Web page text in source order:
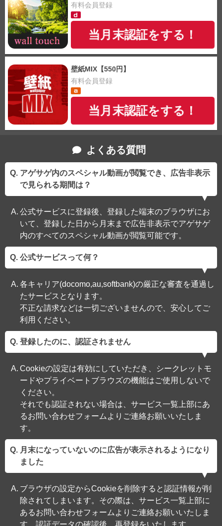
有料会員登録
当月末認証をする！
壁紙MIX【550円】
有料会員登録
当月末認証をする！
よくある質問
アゲサゲ内のスペシャル動画が閲覧でき、広告非表示
で見られる期間は？
公式サービスに登録後、登録した端末のブラウザにお
いて、登録した日から月末まで広告非表示でアゲサゲ
内のすべてのスペシャル動画が閲覧可能です。
公式サービスって何？
各キャリア(docomo,au,softbank)の厳正な審査を通過し
たサービスとなります。
不正な請求などは一切ございませんので、安心してご
利用ください。
登録したのに、認証されません
Cookieの設定は有効にしていただき、シークレットモ
ードやプライベートブラウズの機能はご使用しないで
ください。
それでも認証されない場合は、サービス一覧上部にあ
るお問い合わせフォームよりご連絡お願いいたしま
す。
月末になっていないのに広告が表示されるようになり
ました
ブラウザの設定からCookieを削除すると認証情報が削
除されてしまいます。その際は、サービス一覧上部に
あるお問い合わせフォームよりご連絡お願いいたしま